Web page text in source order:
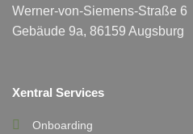
Werner-von-Siemens-Straße 6
Gebäude 9a, 86159 Augsburg
Xentral Services
Onboarding